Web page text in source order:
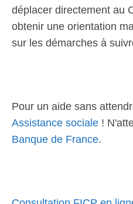
déplacer directement au
obtenir une orientation
sur les démarches à
Pour un aide sans
Assistance sociale !
Banque de France.